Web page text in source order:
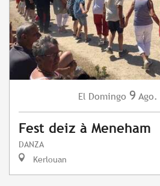
El Domingo 9 Ago.
Fest deiz à Meneham
DANZA
Kerlouan